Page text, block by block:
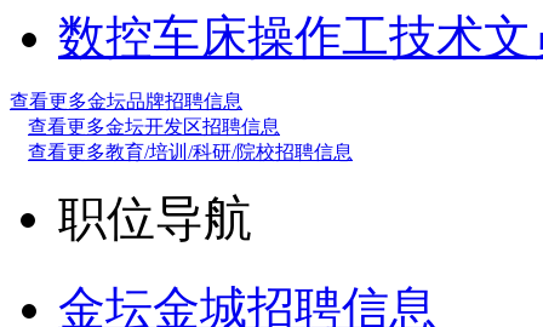
数控车床操作工技术文
查看更多金坛品牌招聘信息
查看更多金坛开发区招聘信息
查看更多教育/培训/科研/院校招聘信息
职位导航
金坛金城招聘信息